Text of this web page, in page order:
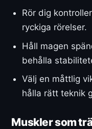
Rör dig
ryckiga rörelser.
Håll magen
behålla
Välj en måttlig
hålla rätt teknik
Muskler som